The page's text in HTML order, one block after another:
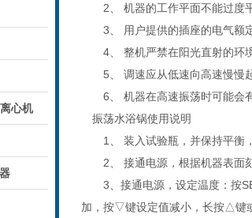
心机
2、 机器的工作平面不能过度平
3、 用户提供的插座的电气额定
4、 整机严禁在阳光直射的环境
5、 调速应从低速向高速慢慢起
6、 机器在高速振荡时可能会有
振荡水浴锅使用说明
1、 装入试验瓶，并保持平衡，
2、 接通电源，根据机器表面刻
3、接通电源，设定温度：按
加，按▽键设定值减小，长按△键